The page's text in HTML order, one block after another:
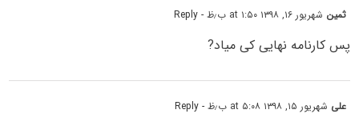
ثمین شهریور ۱۶, ۱۳۹۸ at ۱:۵۰ ب٫ظ - Reply
پس کارنامه نهایی کی میاد?
علی شهریور ۱۵, ۱۳۹۸ at ۵:۰۸ ب٫ظ - Reply